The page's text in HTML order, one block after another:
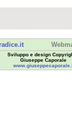
Sviluppo e design
Giuseppe Caporale